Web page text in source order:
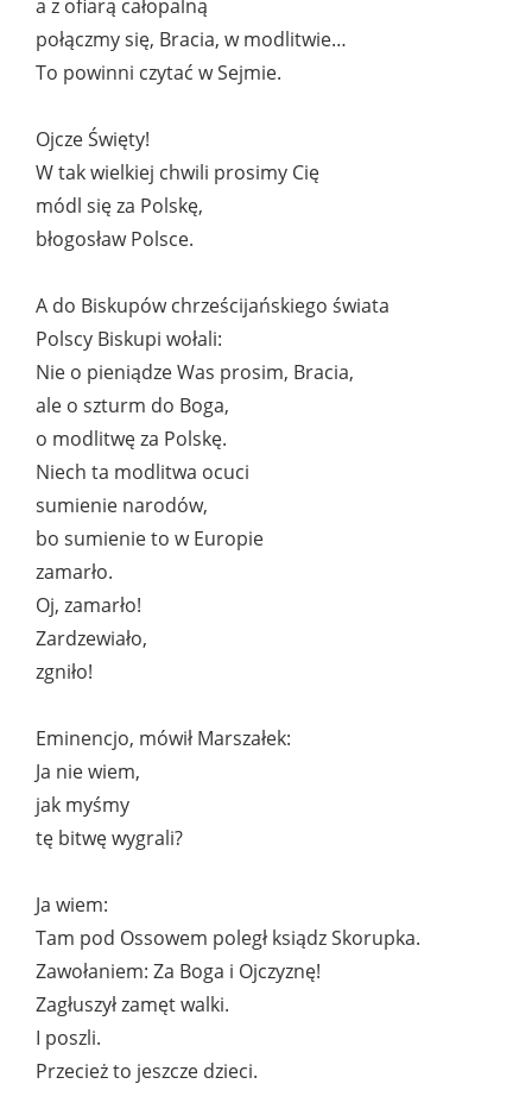
a z ofiarą całopalną
połączmy się, Bracia, w modlitwie…
To powinni czytać w Sejmie.
Ojcze Święty!
W tak wielkiej chwili prosimy Cię
módl się za Polskę,
błogosław Polsce.
A do Biskupów chrześcijańskiego świata
Polscy Biskupi wołali:
Nie o pieniądze Was prosim, Bracia,
ale o szturm do Boga,
o modlitwę za Polskę.
Niech ta modlitwa ocuci
sumienie narodów,
bo sumienie to w Europie
zamarło.
Oj, zamarło!
Zardzewiało,
zgniło!
Eminencjo, mówił Marszałek:
Ja nie wiem,
jak myśmy
tę bitwę wygrali?
Ja wiem:
Tam pod Ossowem poległ ksiądz Skorupka.
Zawołaniem: Za Boga i Ojczyznę!
Zagłuszył zamęt walki.
I poszli.
Przecież to jeszcze dzieci.